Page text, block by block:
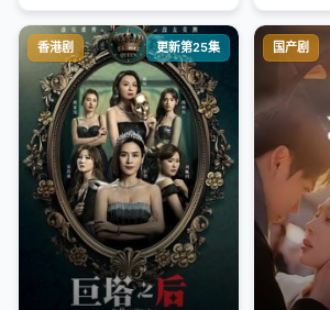
香港剧 更新第25集 国产剧